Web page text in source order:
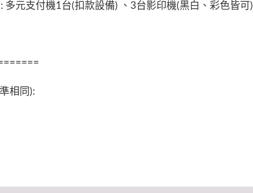
元支付機1台(扣款設備) 、3台影印機(黑白、彩色皆可)
相同):